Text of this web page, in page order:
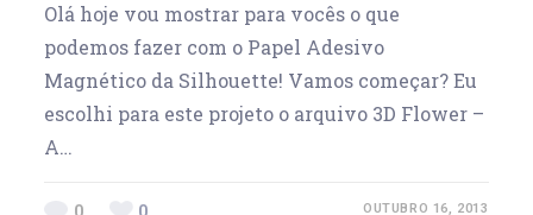
Olá hoje vou mostrar para vocês o que
podemos fazer com o Papel Adesivo
Magnético da Silhouette! Vamos começar? Eu
escolhi para este projeto o arquivo 3D Flower –
A…
OUTUBRO 16, 2013